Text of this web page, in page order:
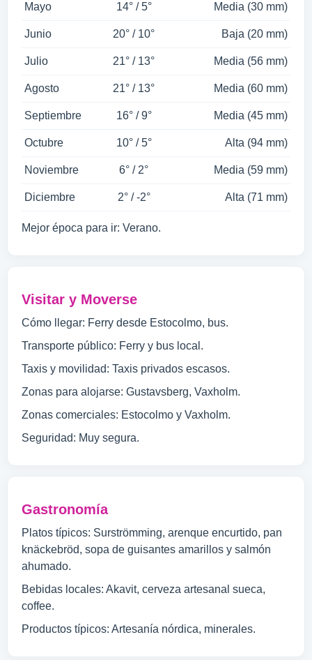
Mayo 14° / 5° Media (30 mm)
Junio 20° / 10° Baja (20 mm)
Julio 21° / 13° Media (56 mm)
Agosto 21° / 13° Media (60 mm)
Septiembre 16° / 9° Media (45 mm)
Octubre 10° / 5° Alta (94 mm)
Noviembre 6° / 2° Media (59 mm)
Diciembre 2° / -2° Alta (71 mm)
Mejor época para ir: Verano.
Visitar y Moverse
Cómo llegar: Ferry desde Estocolmo, bus.
Transporte público: Ferry y bus local.
Taxis y movilidad: Taxis privados escasos.
Zonas para alojarse: Gustavsberg, Vaxholm.
Zonas comerciales: Estocolmo y Vaxholm.
Seguridad: Muy segura.
Gastronomía
Platos típicos: Surströmming, arenque encurtido, pan
knäckebröd, sopa de guisantes amarillos y salmón
ahumado.
Bebidas locales: Akavit, cerveza artesanal sueca,
coffee.
Productos típicos: Artesanía nórdica, minerales.